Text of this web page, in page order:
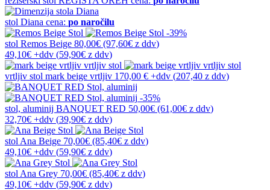
stol Diana cena: po naročilu
-39%
stol Remos Beige 80,00€ (97,60€ z ddv)
49,10€ +ddv (59,90€ z ddv)
vrtljiv stol mark beige vrtljiv 170,00 € +ddv (207,40 z ddv)
-35%
stol, aluminij BANQUET RED 50,00€ (61,00€ z ddv)
32,70€ +ddv (39,90€ z ddv)
stol Ana Beige 70,00€ (85,40€ z ddv)
49,10€ +ddv (59,90€ z ddv)
stol Ana Grey 70,00€ (85,40€ z ddv)
49,10€ +ddv (59,90€ z ddv)